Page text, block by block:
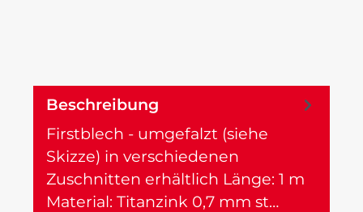
Beschreibung
Firstblech - umgefalzt (siehe
Skizze) in verschiedenen
Zuschnitten erhältlich Länge: 1 m
Material: Titanzink 0,7 mm st…